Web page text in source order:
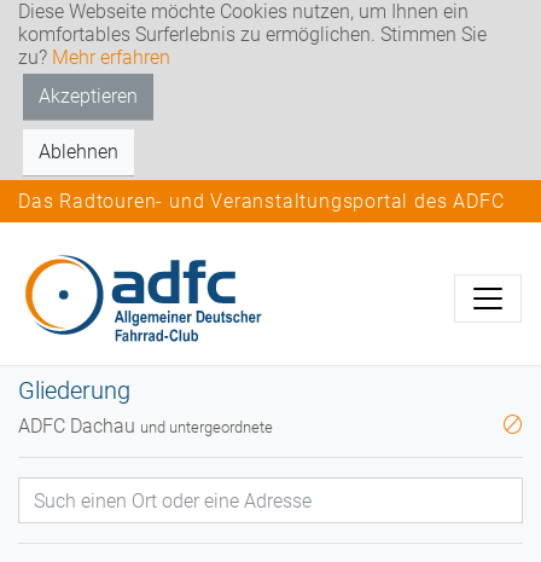
Diese Webseite möchte Cookies nutzen, um Ihnen ein
komfortables Surferlebnis zu ermöglichen. Stimmen Sie
zu? Mehr erfahren
Akzeptieren
Ablehnen
Das Radtouren- und Veranstaltungsportal des ADFC
Gliederung
ADFC Dachau und untergeordnete